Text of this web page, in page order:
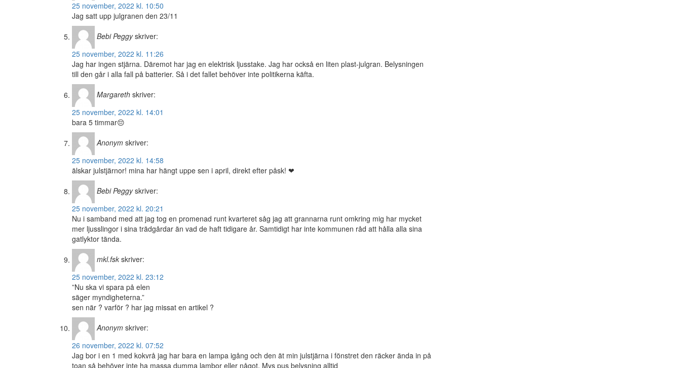
25 november, 2022 kl. 10:50
Jag satt upp julgranen den 23/11
Bebi Peggy skriver:
25 november, 2022 kl. 11:26
Jag har ingen stjärna. Däremot har jag en elektrisk ljusstake. Jag har också en liten plast-julgran. Belysningen
till den går i alla fall på batterier. Så i det fallet behöver inte politikerna käfta.
Margareth skriver:
25 november, 2022 kl. 14:01
bara 5 timmar😔
Anonym skriver:
25 november, 2022 kl. 14:58
älskar julstjärnor! mina har hängt uppe sen i april, direkt efter påsk! ❤
Bebi Peggy skriver:
25 november, 2022 kl. 20:21
Nu i samband med att jag tog en promenad runt kvarteret såg jag att grannarna runt omkring mig har mycket
mer ljusslingor i sina trädgårdar än vad de haft tidigare år. Samtidigt har inte kommunen råd att hålla alla sina
gatlyktor tända.
mkl.fsk skriver:
25 november, 2022 kl. 23:12
”Nu ska vi spara på elen
säger myndigheterna.”
sen när ? varför ? har jag missat en artikel ?
Anonym skriver:
26 november, 2022 kl. 07:52
Jag bor i en 1 med kokvrå jag har bara en lampa igång och den ät min julstjärna i fönstret den räcker ända in på
toan så behöver inte ha massa dumma lambor eller något. Mys pus belysning alltid